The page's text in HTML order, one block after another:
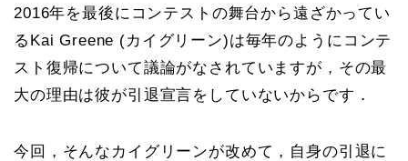
2016年を最後にコンテストの舞台から遠ざかってい
るKai Greene (カイグリーン)は毎年のようにコンテ
スト復帰について議論がなされていますが，その最
大の理由は彼が引退宣言をしていないからです．
今回，そんなカイグリーンが改めて，自身の引退に